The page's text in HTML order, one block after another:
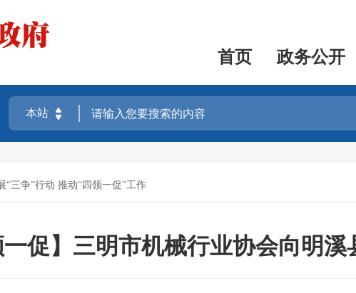
首页 政务公开
“三争”行动 推动“四领一促”工作
一促】三明市机械行业协会向明